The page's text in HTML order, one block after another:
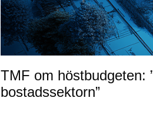
TMF om höstbudgeten:
bostadssektorn”